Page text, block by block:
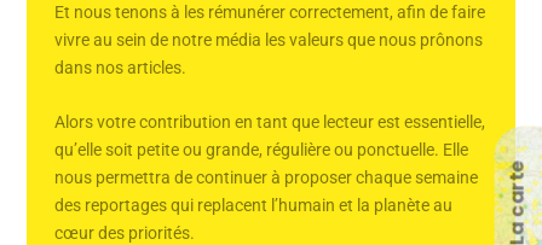
La carte
Et nous tenons à les rémunérer correctement, afin de faire
vivre au sein de notre média les valeurs que nous prônons
dans nos articles.
Alors votre contribution en tant que lecteur est essentielle,
qu’elle soit petite ou grande, régulière ou ponctuelle. Elle
nous permettra de continuer à proposer chaque semaine
des reportages qui replacent l’humain et la planète au
cœur des priorités.